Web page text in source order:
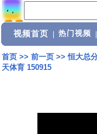
视频首页 热门视频
首页>> 前一页>>恒大总
天体育 150915